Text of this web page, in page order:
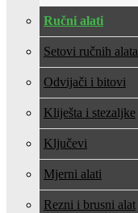
Ručni alati
Setovi ručnih alata
Odvijači i bitovi
Kliješta i stezaljke
Ključevi
Mjerni alati
Rezni i brusni alat